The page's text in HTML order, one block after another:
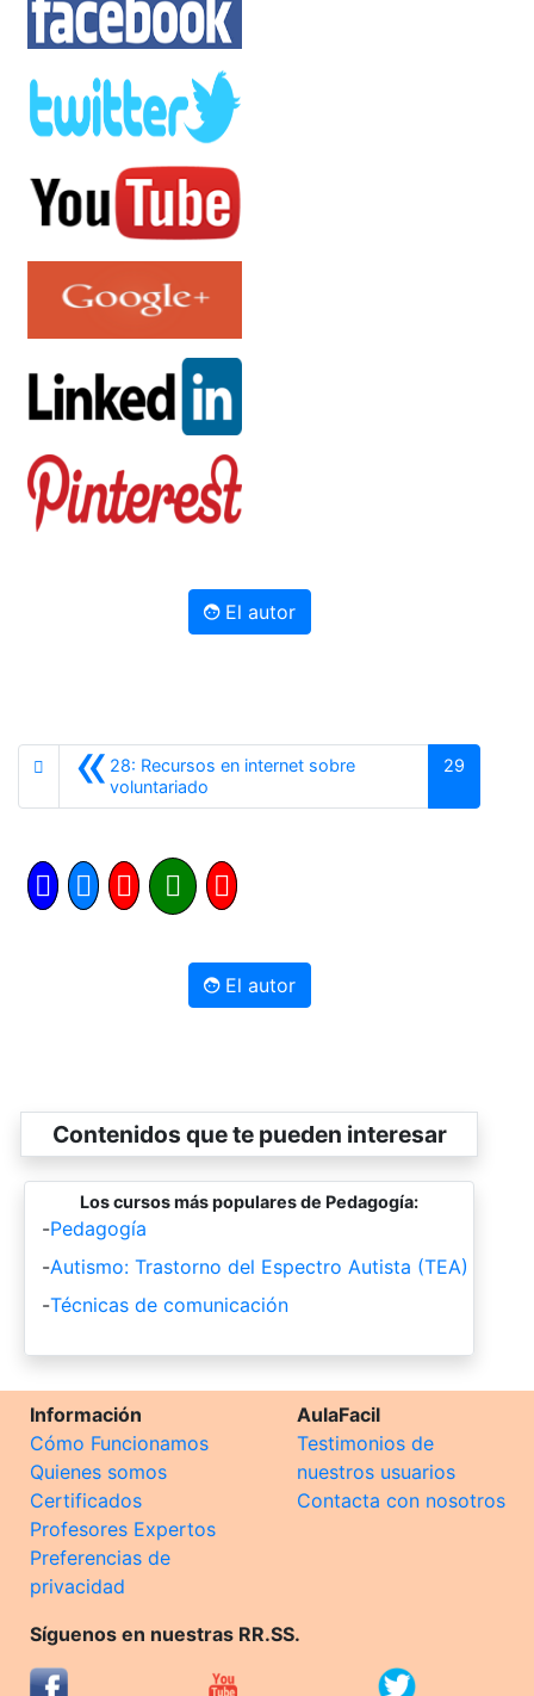
El autor
«28: Recursos en internet sobre
voluntariado
29
El autor
Contenidos que te pueden interesar
Los cursos más populares de Pedagogía:
-Pedagogía
-Autismo: Trastorno del Espectro Autista (TEA)
-Técnicas de comunicación
Información
Cómo Funcionamos
Quienes somos
Certificados
Profesores Expertos
Preferencias de
privacidad
AulaFacil
Testimonios de
nuestros usuarios
Contacta con nosotros
Síguenos en nuestras RR.SS.